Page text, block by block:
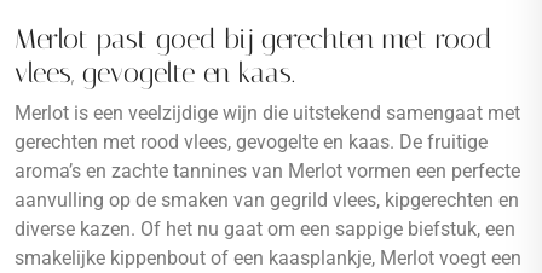
Merlot past goed bij gerechten met rood
vlees, gevogelte en kaas.
Merlot is een veelzijdige wijn die uitstekend samengaat met
gerechten met rood vlees, gevogelte en kaas. De fruitige
aroma’s en zachte tannines van Merlot vormen een perfecte
aanvulling op de smaken van gegrild vlees, kipgerechten en
diverse kazen. Of het nu gaat om een sappige biefstuk, een
smakelijke kippenbout of een kaasplankje, Merlot voegt een